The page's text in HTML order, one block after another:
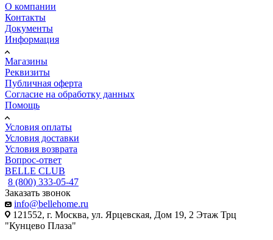
О компании
Контакты
Документы
Информация
Магазины
Реквизиты
Публичная оферта
Согласие на обработку данных
Помощь
Условия оплаты
Условия доставки
Условия возврата
Вопрос-ответ
BELLE CLUB
8 (800) 333-05-47
Заказать звонок
info@bellehome.ru
121552, г. Москва, ул. Ярцевская, Дом 19, 2 Этаж Трц
"Кунцево Плаза"